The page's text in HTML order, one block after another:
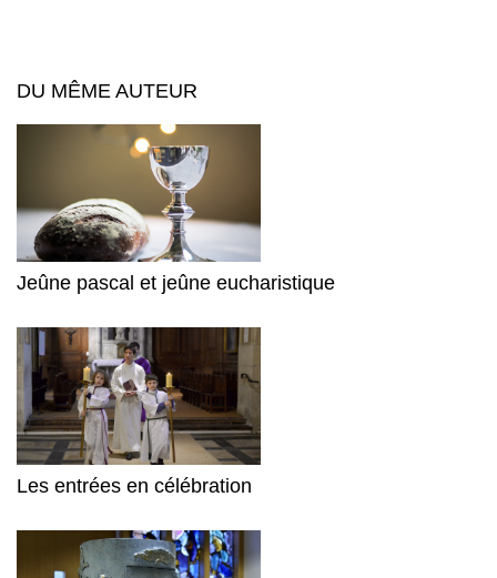
DU MÊME AUTEUR
Jeûne pascal et jeûne eucharistique
Les entrées en célébration